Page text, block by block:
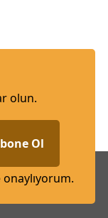
olun.
Ol